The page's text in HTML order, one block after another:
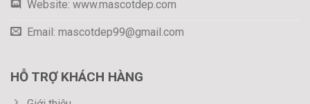
Website: www.mascotdep.com
Email: mascotdep99@gmail.com
HỖ TRỢ KHÁCH HÀNG